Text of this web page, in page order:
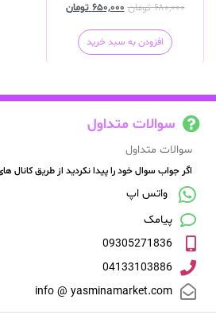
۶۸۰,۰۰۰ تومان ۶۵۰,۰۰۰ تومان
افزودن به سبد خرید
سوالات متداول
سوالات متداول
اگر جواب سوال خود را پیدا نکردید از طریق کانال
واتس اپ
پیامک
09305271836
04133103886
info @ yasminamarket.com